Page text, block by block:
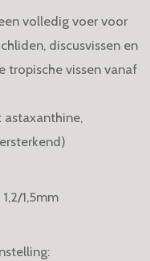
volledig voer voor
discusvissen en
tropische vissen vanaf
astaxanthine,
1,5mm